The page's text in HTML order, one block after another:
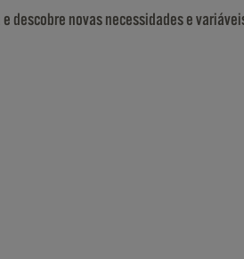
novas necessidades e